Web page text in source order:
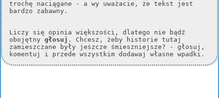
trochę naciągane - a wy uważacie, że tekst jest
bardzo zabawny.
Liczy się opinia większości, dlatego nie bądź
obojętny głosuj . Chcesz, żeby historie tutaj
zamieszczane były jeszcze śmieszniejsze? - głosuj,
komentuj i przede wszystkim dodawaj własne wpadki.